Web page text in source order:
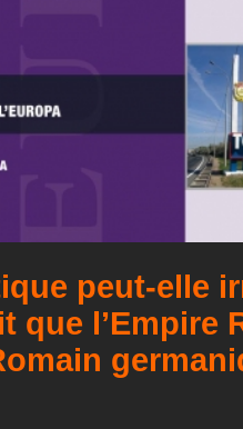
peut-elle
que l’Empire